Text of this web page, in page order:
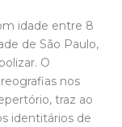
idade entre 8
de São Paulo,
O
nos
traz ao
identitários de